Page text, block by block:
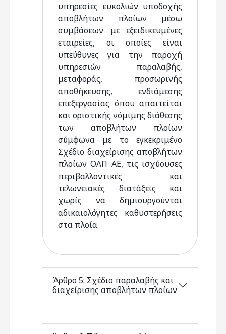
υπηρεσίες ευκολιών υποδοχής
αποβλήτων πλοίων μέσω
συμβάσεων με εξειδικευμένες
εταιρείες, οι οποίες είναι
υπεύθυνες για την παροχή
υπηρεσιών παραλαβής,
μεταφοράς, προσωρινής
αποθήκευσης, ενδιάμεσης
επεξεργασίας όπου απαιτείται
και οριστικής νόμιμης διάθεσης
των αποβλήτων πλοίων
σύμφωνα με το εγκεκριμένο
Σχέδιο διαχείρισης αποβλήτων
πλοίων ΟΛΠ ΑΕ, τις ισχύουσες
περιβαλλοντικές και
τελωνειακές διατάξεις και
χωρίς να δημιουργούνται
αδικαιολόγητες καθυστερήσεις
στα πλοία.
Άρθρο 5: Σχέδιο παραλαβής και
διαχείρισης αποβλήτων πλοίων